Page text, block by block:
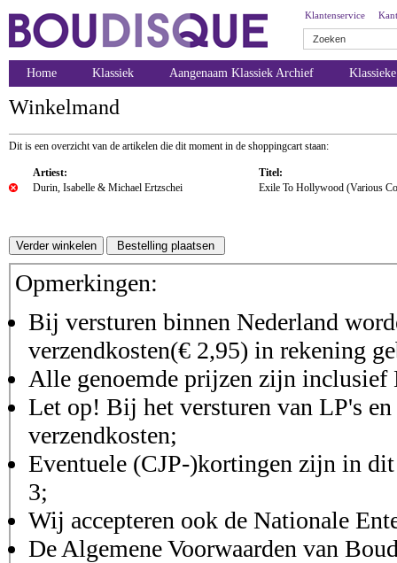
Klantenservice
Home Klassiek Aangenaam Klassiek Archief
Winkelmand
Dit is een overzicht van de artikelen die dit moment in de shoppingcart staan:
Artiest:
Titel:
Durin, Isabelle & Michael Ertzschei
Exile To Hollywood (Various
Opmerkingen:
Bij versturen binnen Nederland
verzendkosten(€ 2,95) in rekening
Alle genoemde prijzen zijn inclusief
Let op! Bij het versturen van LP's
verzendkosten;
Eventuele (CJP-)kortingen zijn in
3;
Wij accepteren ook de Nationale
De Algemene Voorwaarden van